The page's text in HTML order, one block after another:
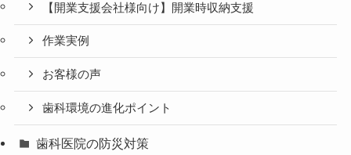
【開業支援会社様向け】開業時収納支援
作業実例
お客様の声
歯科環境の進化ポイント
歯科医院の防災対策